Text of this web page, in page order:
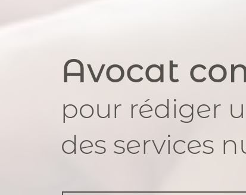
Avocat
pour rédiger
des services